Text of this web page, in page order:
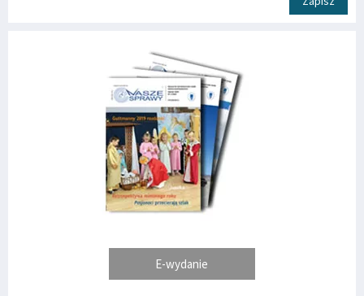
E-wydanie